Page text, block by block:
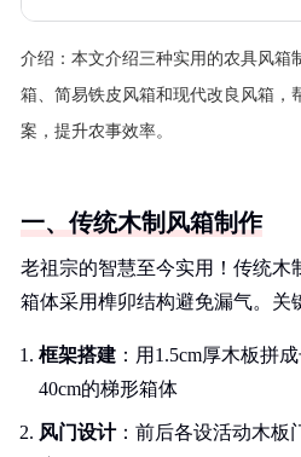
介绍： 本文介绍三种实用的农具风箱
箱、简易铁皮风箱和现代改良风箱，
案，提升农事效率。
一、传统木制风箱制作
老祖宗的智慧至今实用！传统木
箱体采用榫卯结构避免漏气。关
框架搭建 ：用1.5cm厚木板拼
40cm的梯形箱体
风门设计：前后各设活动木板